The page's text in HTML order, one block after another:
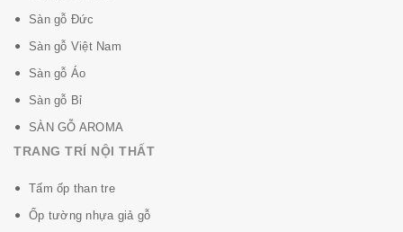
Sàn gỗ Đức
Sàn gỗ Việt Nam
Sàn gỗ Áo
Sàn gỗ Bỉ
SÀN GỖ AROMA
TRANG TRÍ NỘI THẤT
Tấm ốp than tre
Ốp tường nhựa giả gỗ